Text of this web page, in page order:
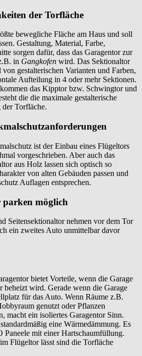
der Torfläche
bewegliche Fläche am Haus und soll
Gestaltung, Material, Farbe,
sorgen dafür, dass das Garagentor zur
in Gangkofen wird. Das Sektionaltor
gestalterischen Varianten und Farben,
Aufteilung in 4 oder mehr Sektionen.
das Kipptor bzw. Schwingtor und
die die maximale gestalterische
Torfläche.
ist der Einbau eines Flügeltors
vorgeschrieben. Aber auch das
aus Holz lassen sich optisch so
von alten Gebäuden passen und
Auflagen entsprechen.
möglich
Seitensektionaltor nehmen vor dem Tor
ein zweites Auto unmittelbar davor
bietet Vorteile, wenn die Garage
beheizt wird. Gerade wenn die Garage
für das Auto. Wenn Räume z.B.
genutzt oder Pflanzen
macht ein isoliertes Garagentor Sinn.
eine Wärmedämmung. Es
Paneele mit einer Hartschaumfüllung.
Flügeltor lässt sind die Torfläche